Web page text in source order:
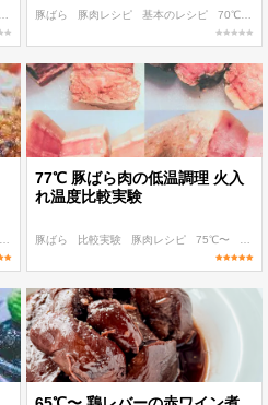
パパッと作れる 子ども
豚ばら 豚肉レシピ 基本のレシピ 70℃〜
パパッと作れる
77℃ 豚ばら肉の低温調理 火入
れ温度比較実験
豚ばら 比較実験 豚肉レシピ 75℃〜